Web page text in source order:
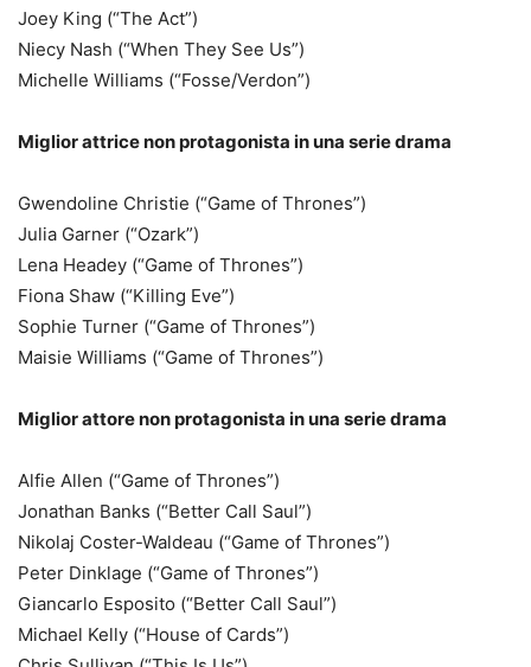
Joey King (“The Act”)
Niecy Nash (“When They See Us”)
Michelle Williams (“Fosse/Verdon”)
Miglior attrice non protagonista in una serie drama
Gwendoline Christie (“Game of Thrones”)
Julia Garner (“Ozark”)
Lena Headey (“Game of Thrones”)
Fiona Shaw (“Killing Eve”)
Sophie Turner (“Game of Thrones”)
Maisie Williams (“Game of Thrones”)
Miglior attore non protagonista in una serie drama
Alfie Allen (“Game of Thrones”)
Jonathan Banks (“Better Call Saul”)
Nikolaj Coster-Waldeau (“Game of Thrones”)
Peter Dinklage (“Game of Thrones”)
Giancarlo Esposito (“Better Call Saul”)
Michael Kelly (“House of Cards”)